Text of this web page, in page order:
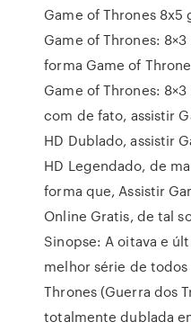
Game of Thrones 8x5
Game of Thrones:
forma Game of
Game of Thrones:
com de fato, assistir
HD Dublado, assistir
HD Legendado, de
forma que, Assistir
Online Gratis, de tal
Sinopse: A oitava e
melhor série de
Thrones (Guerra dos
totalmente dublada